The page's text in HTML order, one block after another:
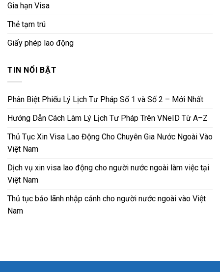
Gia hạn Visa
Thẻ tạm trú
Giấy phép lao động
TIN NỔI BẬT
Phân Biệt Phiếu Lý Lịch Tư Pháp Số 1 và Số 2 – Mới Nhất
Hướng Dẫn Cách Làm Lý Lịch Tư Pháp Trên VNeID Từ A–Z
Thủ Tục Xin Visa Lao Động Cho Chuyên Gia Nước Ngoài Vào
Việt Nam
Dịch vụ xin visa lao động cho người nước ngoài làm việc tại
Việt Nam
Thủ tục bảo lãnh nhập cảnh cho người nước ngoài vào Việt
Nam